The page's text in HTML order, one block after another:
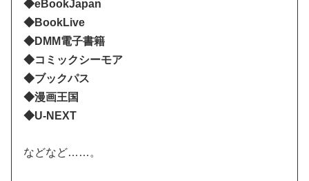
◆eBookJapan
◆BookLive
◆DMM電子書籍
◆コミックシーモア
◆ブックパス
◆漫画王国
◆U-NEXT
などなど……。